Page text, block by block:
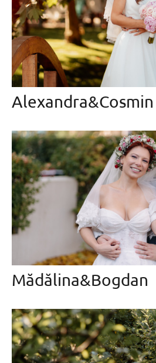
Alexandra&Cosmin
Mădălina&Bogdan